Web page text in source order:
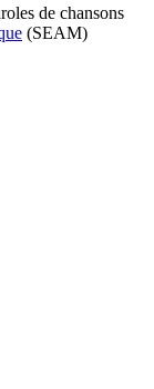
de chansons
(SEAM)